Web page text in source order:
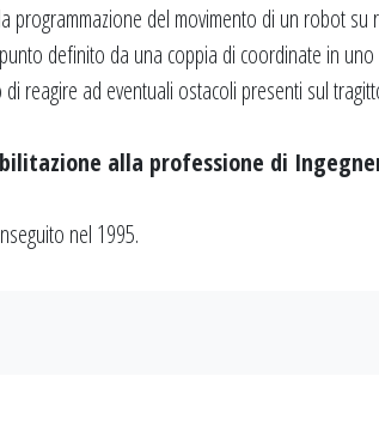
programmazione del movimento di un robot su
definito da una coppia di coordinate in
reagire ad eventuali ostacoli presenti sul
alla professione di
nel 1995.